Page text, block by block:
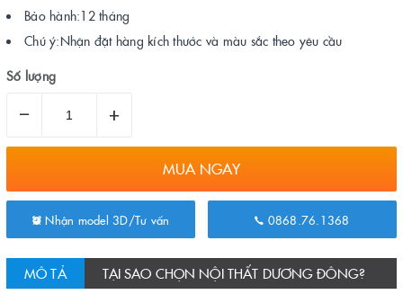
Bảo hành:12 tháng
Chú ý:Nhận đặt hàng kích thước và màu sắc theo yêu cầu
Số lượng
– +
MUA NGAY
Nhận model 3D/Tư vấn 0868.76.1368
MÔ TẢ TẠI SAO CHỌN NỘI THẤT DƯƠNG ĐÔNG?